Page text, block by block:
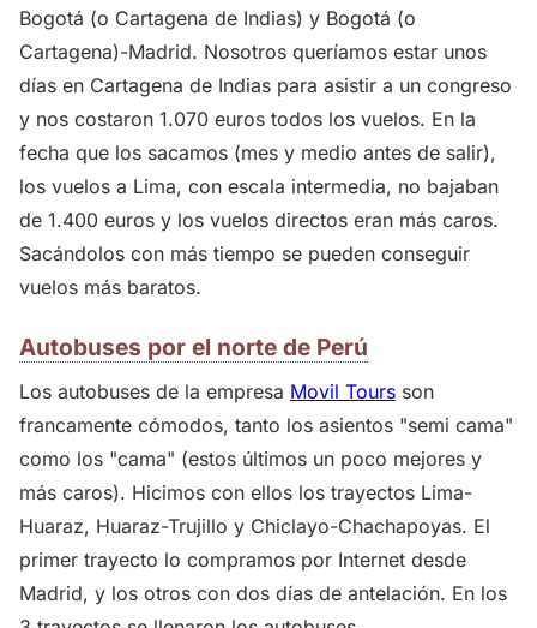
Bogotá (o Cartagena de Indias) y Bogotá (o
Cartagena)-Madrid. Nosotros queríamos estar unos
días en Cartagena de Indias para asistir a un congreso
y nos costaron 1.070 euros todos los vuelos. En la
fecha que los sacamos (mes y medio antes de salir),
los vuelos a Lima, con escala intermedia, no bajaban
de 1.400 euros y los vuelos directos eran más caros.
Sacándolos con más tiempo se pueden conseguir
vuelos más baratos.
Autobuses por el norte de Perú
Los autobuses de la empresa Movil Tours son
francamente cómodos, tanto los asientos "semi cama"
como los "cama" (estos últimos un poco mejores y
más caros). Hicimos con ellos los trayectos Lima-
Huaraz, Huaraz-Trujillo y Chiclayo-Chachapoyas. El
primer trayecto lo compramos por Internet desde
Madrid, y los otros con dos días de antelación. En los